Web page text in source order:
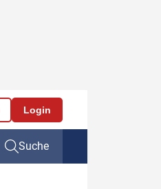
Login
Suche